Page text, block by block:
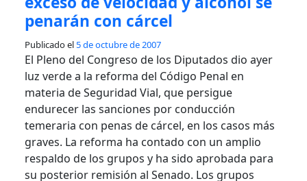
penarán con cárcel
Publicado el5 de octubre de 2007
El Pleno del Congreso de los Diputados dio ayer
luz verde a la reforma del Código Penal en
materia de Seguridad Vial, que persigue
endurecer las sanciones por conducción
temeraria con penas de cárcel, en los casos más
graves. La reforma ha contado con un amplio
respaldo de los grupos y ha sido aprobada para
su posterior remisión al Senado. Los grupos